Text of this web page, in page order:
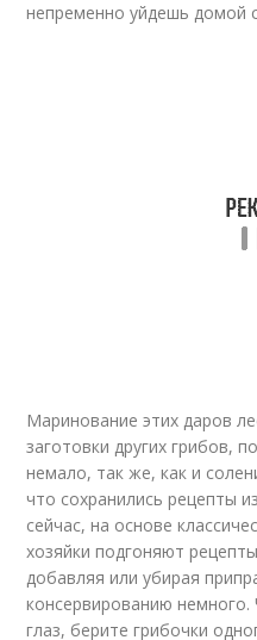
непременно уйдешь домой
Маринование этих даров
заготовки других грибов,
немало, так же, как и
что сохранились рецепты
сейчас, на основе
хозяйки подгоняют
добавляя или убирая
консервированию
глаз, берите грибочки